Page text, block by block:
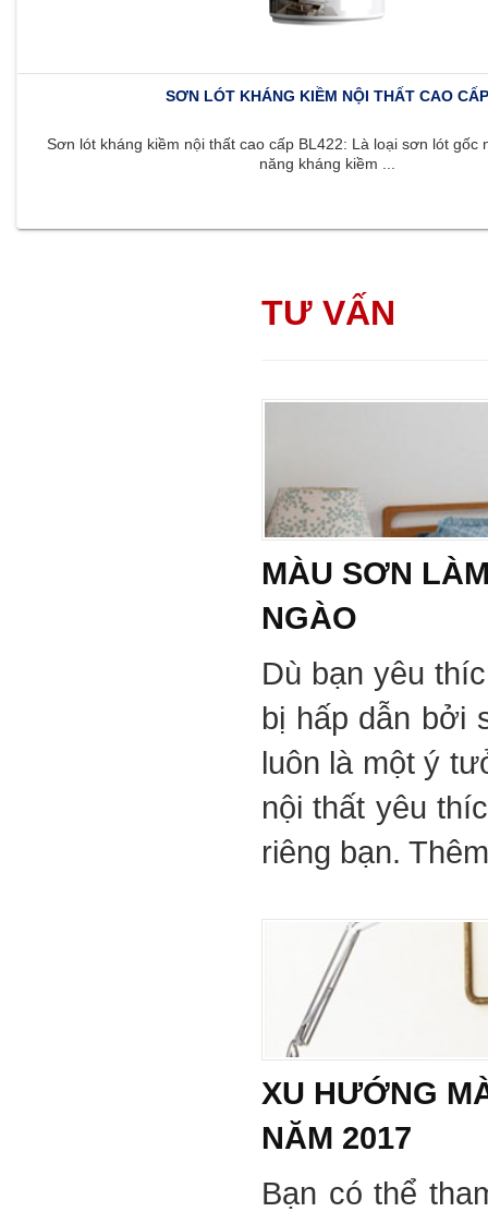
SƠN LÓT KHÁNG KIỀM NỘI THẤT CAO CẤP
Sơn lót kháng kiềm nội thất cao cấp BL422: Là loại sơn lót gốc
năng kháng kiềm ...
TƯ VẤN
MÀU SƠN
NGÀO
Dù bạn yêu
bị hấp dẫn bởi
luôn là một ý
nội thất yêu
riêng bạn.
XU HƯỚNG
NĂM 2017
Bạn có thể